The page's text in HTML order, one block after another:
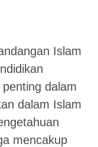
Islam
dalam
dalam Islam
mencakup